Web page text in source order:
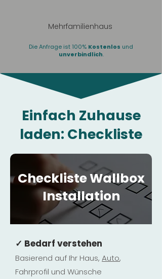
Mehrfamilienhaus
Die Anfrage ist 100% Kostenlos und
unverbindlich.
Einfach Zuhause
laden: Checkliste
Checkliste Wallbox
Installation
✓ Bedarf verstehen
Basierend auf Ihr Haus, Auto,
Fahrprofil und Wünsche